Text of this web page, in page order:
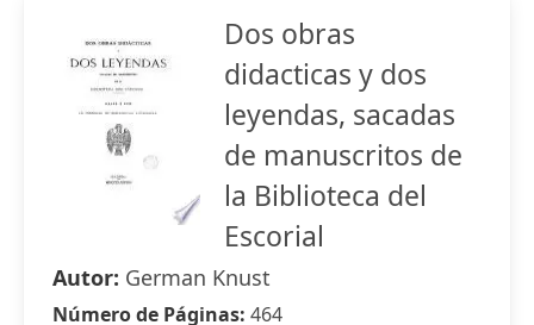
Dos obras
didacticas y dos
leyendas, sacadas
de manuscritos de
la Biblioteca del
Escorial
Autor: German Knust
Número de Páginas: 464